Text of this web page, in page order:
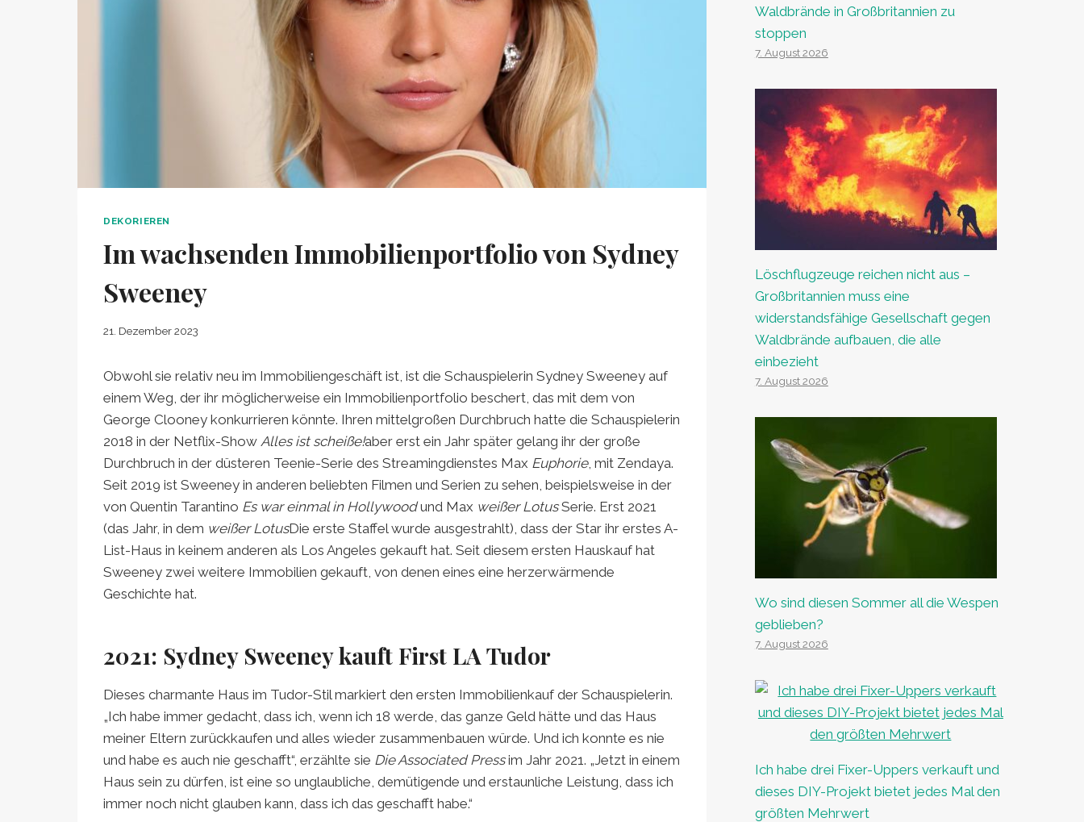
DEKORIEREN
Im wachsenden Immobilienportfolio von Sydney
Sweeney
21. Dezember 2023
Obwohl sie relativ neu im Immobiliengeschäft ist, ist die Schauspielerin Sydney Sweeney auf
einem Weg, der ihr möglicherweise ein Immobilienportfolio beschert, das mit dem von
George Clooney konkurrieren könnte. Ihren mittelgroßen Durchbruch hatte die Schauspielerin
2018 in der Netflix-Show Alles ist scheiße!aber erst ein Jahr später gelang ihr der große
Durchbruch in der düsteren Teenie-Serie des Streamingdienstes Max Euphorie, mit Zendaya.
Seit 2019 ist Sweeney in anderen beliebten Filmen und Serien zu sehen, beispielsweise in der
von Quentin Tarantino Es war einmal in Hollywoodund Max weißer LotusSerie. Erst 2021
(das Jahr, in dem weißer LotusDie erste Staffel wurde ausgestrahlt), dass der Star ihr erstes A-
List-Haus in keinem anderen als Los Angeles gekauft hat. Seit diesem ersten Hauskauf hat
Sweeney zwei weitere Immobilien gekauft, von denen eines eine herzerwärmende
Geschichte hat.
2021: Sydney Sweeney kauft First LA Tudor
Dieses charmante Haus im Tudor-Stil markiert den ersten Immobilienkauf der Schauspielerin.
„Ich habe immer gedacht, dass ich, wenn ich 18 werde, das ganze Geld hätte und das Haus
meiner Eltern zurückkaufen und alles wieder zusammenbauen würde. Und ich konnte es nie
und habe es auch nie geschafft“, erzählte sie Die Associated Pressim Jahr 2021. „Jetzt in einem
Haus sein zu dürfen, ist eine so unglaubliche, demütigende und erstaunliche Leistung, dass ich
immer noch nicht glauben kann, dass ich das geschafft habe.“
Waldbrände in Großbritannien zu
stoppen
7. August 2026
Löschflugzeuge reichen nicht aus –
Großbritannien muss eine
widerstandsfähige Gesellschaft gegen
Waldbrände aufbauen, die alle
einbezieht
7. August 2026
Wo sind diesen Sommer all die Wespen
geblieben?
7. August 2026
Ich habe drei Fixer-Uppers verkauft und
dieses DIY-Projekt bietet jedes Mal den
größten Mehrwert